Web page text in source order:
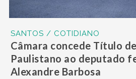
SANTOS / COTIDIANO
Câmara concede Título
Paulistano ao deputado
Alexandre Barbosa